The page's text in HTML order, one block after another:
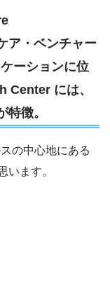
ア・ベンチャー
ーションに位
Center には、
徴。
の中心地にある
います。